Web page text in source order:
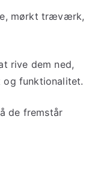
mørkt træværk,
rive dem ned,
og funktionalitet.
de fremstår